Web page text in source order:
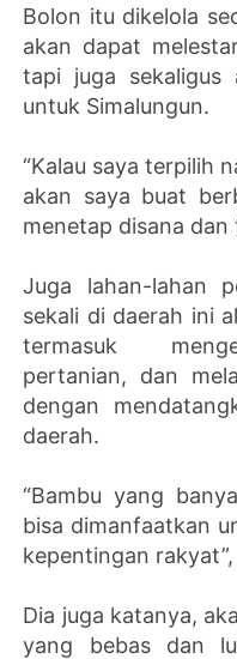
Bolon itu dikelola
akan dapat
tapi juga sekaligus
untuk Simalungun.
“Kalau saya terpilih
akan saya buat
menetap disana dan
Juga lahan-lahan
sekali di daerah ini
termasuk
pertanian, dan
dengan
daerah.
“Bambu yang
bisa dimanfaatkan
kepentingan
Dia juga katanya,
yang bebas dan